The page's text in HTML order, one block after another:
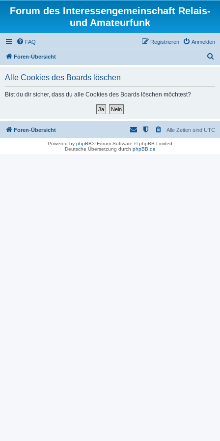
Forum des Interessengemeinschaft Relais-
und Amateurfunk
FAQ Anmelden
Registrieren
Foren-Übersicht
Alle Cookies des Boards löschen
Bist du dir sicher, dass du alle Cookies des Boards löschen möchtest?
Foren-Übersicht Alle Zeiten sind UTC
Powered by phpBB® Forum Software © phpBB Limited
Deutsche Übersetzung durch phpBB.de